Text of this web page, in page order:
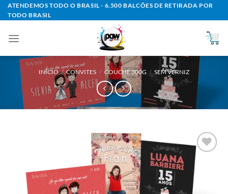
Skip
to
ATENDEMOS TODO O BRASIL - 6.500 BALCÕES DE RETIRADA POR
TODO BRASIL
INÍCIO / CONVITES / COUCHÊ 300G / SEM VERNIZ
Add to
wishlist